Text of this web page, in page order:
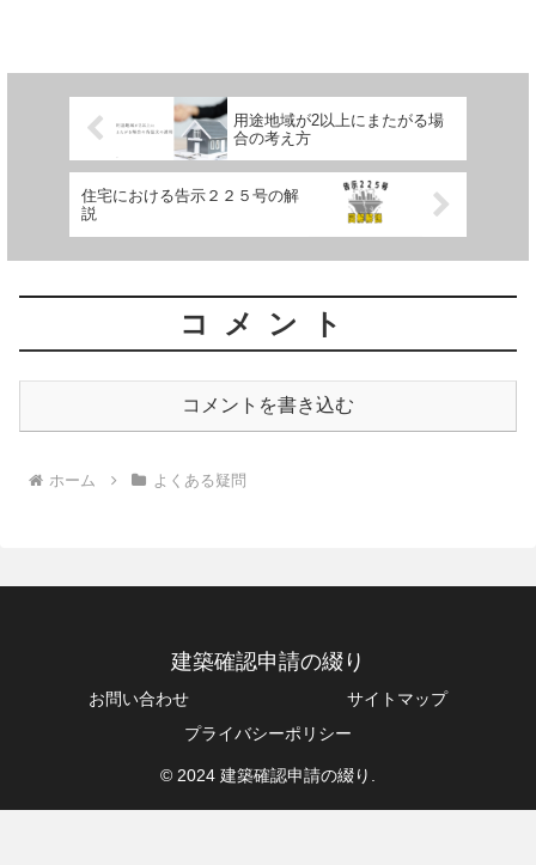
用途地域が2以上にまたがる場
合の考え方
住宅における告示２２５号の解
説
コメント
コメントを書き込む
ホーム よくある疑問
建築確認申請の綴り
お問い合わせ
サイトマップ
プライバシーポリシー
© 2024 建築確認申請の綴り.